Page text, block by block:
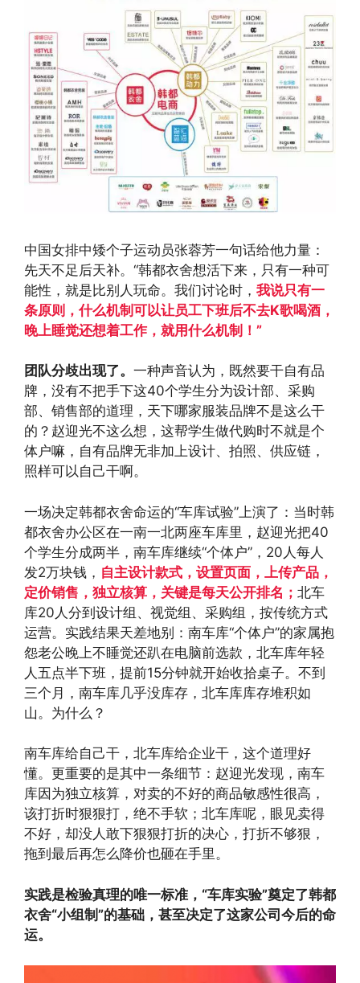
中国女排中矮个子运动员张蓉芳一句话给他力量：
先天不足后天补。“韩都衣舍想活下来，只有一种可
能性，就是比别人玩命。我们讨论时， 我说只有一
条原则，什么机制可以让员工下班后不去K歌喝酒，
晚上睡觉还想着工作，就用什么机制！”
团队分歧出现了。 一种声音认为，既然要干自有品
牌，没有不把手下这40个学生分为设计部、采购
部、销售部的道理，天下哪家服装品牌不是这么干
的？赵迎光不这么想，这帮学生做代购时不就是个
体户嘛，自有品牌无非加上设计、拍照、供应链，
照样可以自己干啊。
一场决定韩都衣舍命运的“车库试验”上演了：当时韩
都衣舍办公区在一南一北两座车库里，赵迎光把40
个学生分成两半，南车库继续“个体户”，20人每人
发2万块钱， 自主设计款式，设置页面，上传产品，
定价销售，独立核算，关键是每天公开排名； 北车
库20人分到设计组、视觉组、采购组，按传统方式
运营。实践结果天差地别：南车库“个体户”的家属抱
怨老公晚上不睡觉还趴在电脑前选款，北车库年轻
人五点半下班，提前15分钟就开始收拾桌子。不到
三个月，南车库几乎没库存，北车库库存堆积如
山。为什么？
南车库给自己干，北车库给企业干，这个道理好
懂。更重要的是其中一条细节：赵迎光发现，南车
库因为独立核算，对卖的不好的商品敏感性很高，
该打折时狠狠打，绝不手软；北车库呢，眼见卖得
不好，却没人敢下狠狠打折的决心，打折不够狠，
拖到最后再怎么降价也砸在手里。
实践是检验真理的唯一标准，“车库实验”奠定了韩都
衣舍“小组制”的基础，甚至决定了这家公司今后的命
运。